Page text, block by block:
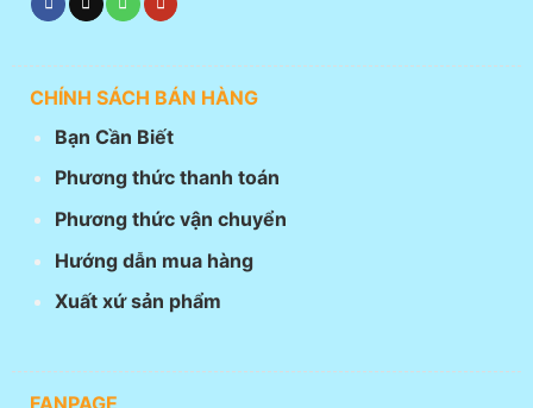
CHÍNH SÁCH BÁN HÀNG
Bạn Cần Biết
Phương thức thanh toán
Phương thức vận chuyển
Hướng dẫn mua hàng
Xuất xứ sản phẩm